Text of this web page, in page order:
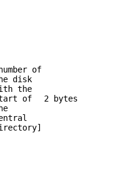
of
disk
the
of
2 bytes